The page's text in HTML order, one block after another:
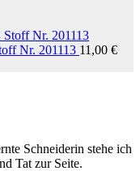
Nr. 201113 11,00 €
Schneiderin stehe ich
Tat zur Seite.